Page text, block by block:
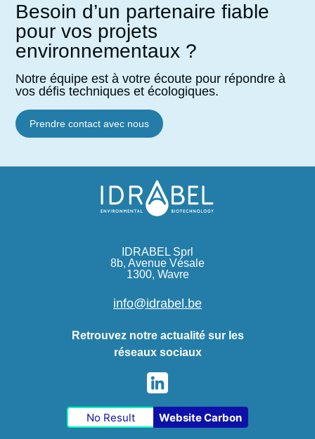
Besoin d’un partenaire fiable
pour vos projets
environnementaux ?
Notre équipe est à votre écoute pour répondre à
vos défis techniques et écologiques.
Prendre contact avec nous
IDRABEL Sprl
8b, Avenue Vésale
1300, Wavre
info@idrabel.be
Retrouvez notre actualité sur les
réseaux sociaux
No Result Website Carbon